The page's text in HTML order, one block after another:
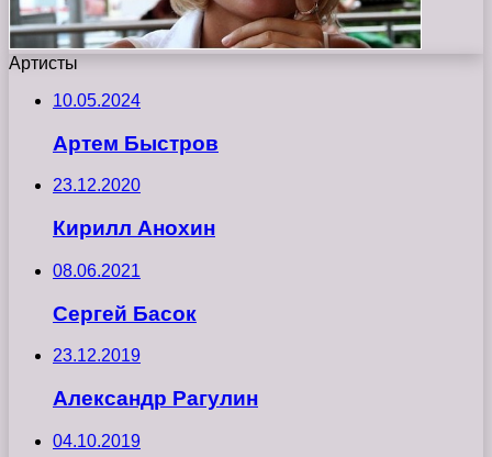
Артисты
10.05.2024
Артем Быстров
23.12.2020
Кирилл Анохин
08.06.2021
Сергей Басок
23.12.2019
Александр Рагулин
04.10.2019